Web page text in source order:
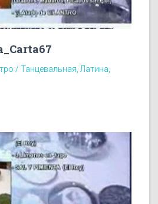
/ Танцевальная, Латина,